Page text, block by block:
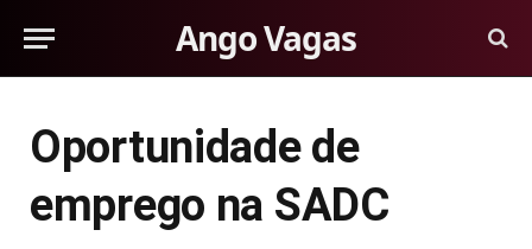
Ango Vagas
Oportunidade de
emprego na SADC